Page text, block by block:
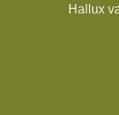
Hallux